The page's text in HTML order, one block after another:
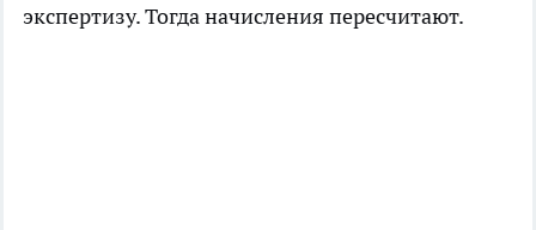
экспертизу. Тогда начисления пересчитают.